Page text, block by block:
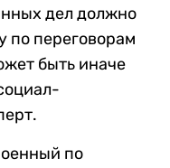
дел должно
по переговорам
быть иначе
по